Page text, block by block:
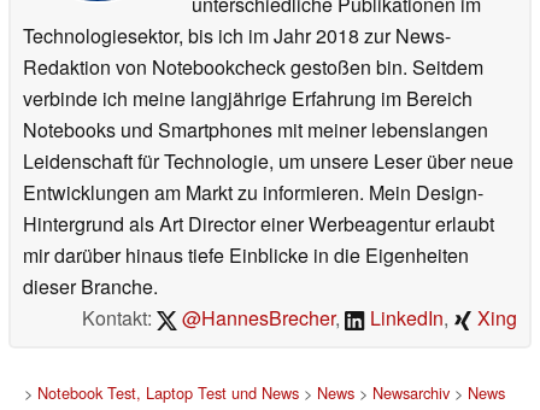
Technologiesektor, bis ich im Jahr 2018 zur News-
Redaktion von Notebookcheck gestoßen bin. Seitdem
verbinde ich meine langjährige Erfahrung im Bereich
Notebooks und Smartphones mit meiner lebenslangen
Leidenschaft für Technologie, um unsere Leser über neue
Entwicklungen am Markt zu informieren. Mein Design-
Hintergrund als Art Director einer Werbeagentur erlaubt
mir darüber hinaus tiefe Einblicke in die Eigenheiten
dieser Branche.
Kontakt:
@HannesBrecher, LinkedIn, Xing
> Notebook Test, Laptop Test und News> News> Newsarchiv> News